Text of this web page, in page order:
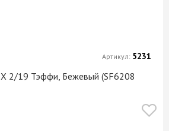
2/19 Тэффи, Бежевый (SF6208
Артикул: 5231